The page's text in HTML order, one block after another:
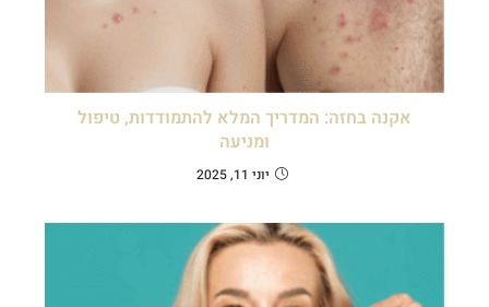
אקנה בחזה: המדריך המלא להתמודדות, טיפול
ומניעה
יוני 11, 2025